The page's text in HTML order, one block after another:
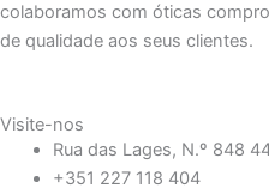
colaboramos com óticas
de qualidade aos seus clientes.
Visite-nos
Rua das Lages, N.º 848
+351 227 118 404